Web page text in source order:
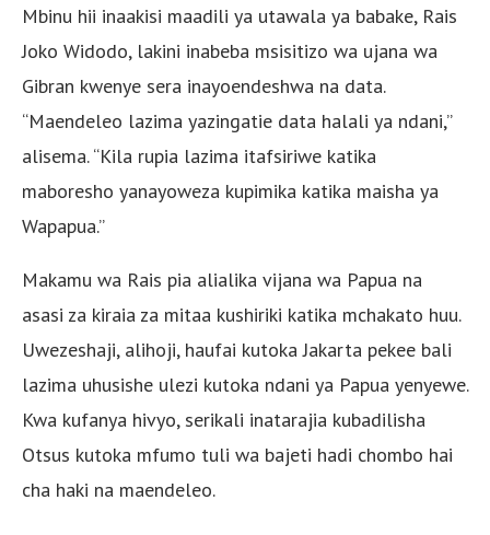
Mbinu hii inaakisi maadili ya utawala ya babake, Rais
Joko Widodo, lakini inabeba msisitizo wa ujana wa
Gibran kwenye sera inayoendeshwa na data.
“Maendeleo lazima yazingatie data halali ya ndani,”
alisema. “Kila rupia lazima itafsiriwe katika
maboresho yanayoweza kupimika katika maisha ya
Wapapua.”
Makamu wa Rais pia alialika vijana wa Papua na
asasi za kiraia za mitaa kushiriki katika mchakato huu.
Uwezeshaji, alihoji, haufai kutoka Jakarta pekee bali
lazima uhusishe ulezi kutoka ndani ya Papua yenyewe.
Kwa kufanya hivyo, serikali inatarajia kubadilisha
Otsus kutoka mfumo tuli wa bajeti hadi chombo hai
cha haki na maendeleo.